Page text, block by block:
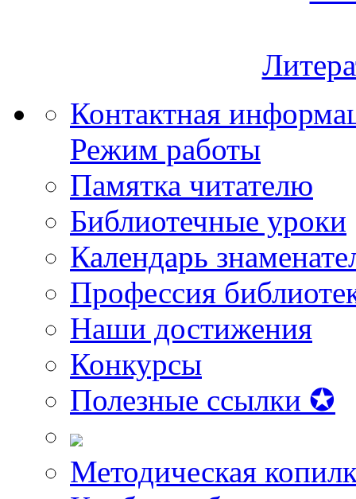
Контактная
Режим работы
Памятка читателю
Библиотечные уроки
Календарь
Профессия
Наши достижения
Конкурсы
Полезные ссылки ✪
Методическая